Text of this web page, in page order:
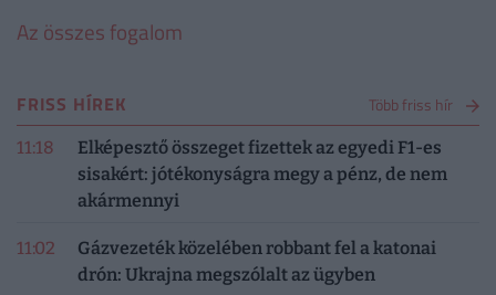
Az összes fogalom
FRISS HÍREK Több friss hír
11:18
Elképesztő összeget fizettek az egyedi F1-es
sisakért: jótékonyságra megy a pénz, de nem
akármennyi
11:02
Gázvezeték közelében robbant fel a katonai
drón: Ukrajna megszólalt az ügyben